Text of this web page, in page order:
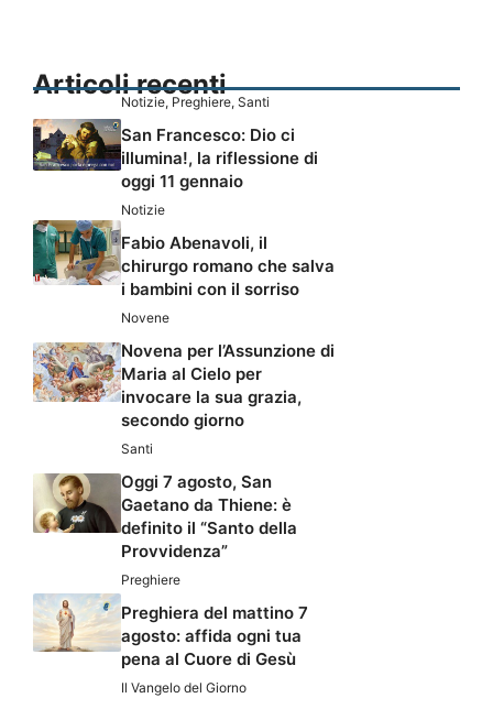
Articoli recenti
Notizie, Preghiere, Santi
San Francesco: Dio ci
illumina!, la riflessione di
oggi 11 gennaio
Notizie
Fabio Abenavoli, il
chirurgo romano che salva
i bambini con il sorriso
Novene
Novena per l’Assunzione di
Maria al Cielo per
invocare la sua grazia,
secondo giorno
Santi
Oggi 7 agosto, San
Gaetano da Thiene: è
definito il “Santo della
Provvidenza”
Preghiere
Preghiera del mattino 7
agosto: affida ogni tua
pena al Cuore di Gesù
Il Vangelo del Giorno